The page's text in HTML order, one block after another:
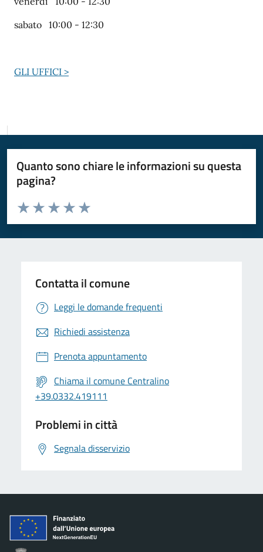
sabato 10:00 - 12:30
GLI UFFICI >
Quanto sono chiare le informazioni su questa
pagina?
Valuta da 1 a 5 stelle la pagina
Valuta 5 stelle su 5
Valuta 4 stelle su 5
Valuta 3 stelle su 5
Valuta 2 stelle su 5
Valuta 1 stelle su 5
Contatta il comune
Leggi le domande frequenti
Richiedi assistenza
Prenota appuntamento
Chiama il comune Centralino
+39.0332.419111
Problemi in città
Segnala disservizio